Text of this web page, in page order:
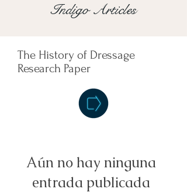
Indigo Articles
The History of Dressage
Research Paper
Aún no hay ninguna
entrada publicada